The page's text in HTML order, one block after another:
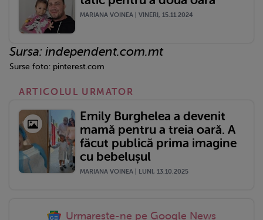
MARIANA VOINEA | VINERI, 15.11.2024
Sursa: independent.com.mt
Surse foto: pinterest.com
ARTICOLUL URMATOR
Emily Burghelea a devenit
mamă pentru a treia oară. A
făcut publică prima imagine
cu bebelușul
MARIANA VOINEA | LUNI, 13.10.2025
Urmareste-ne pe Google News